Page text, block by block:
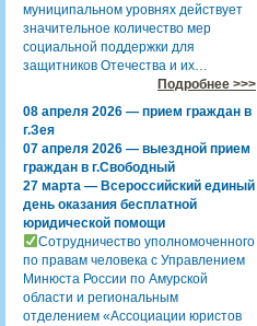
муниципальном уровнях действует
значительное количество мер
социальной поддержки для
защитников Отечества и их…
Подробнее >>>
08 апреля 2026 — прием граждан в
г.Зея
07 апреля 2026 — выездной прием
граждан в г.Свободный
27 марта — Всероссийский единый
день оказания бесплатной
юридической помощи
Сотрудничество уполномоченного
по правам человека с Управлением
Минюста России по Амурской
области и региональным
отделением «Ассоциации юристов